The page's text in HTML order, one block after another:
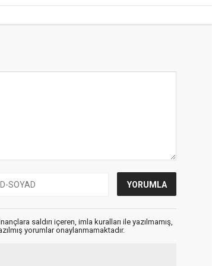
saldırı içeren, imla kuralları ile yazılmamış,
yorumlar onaylanmamaktadır.